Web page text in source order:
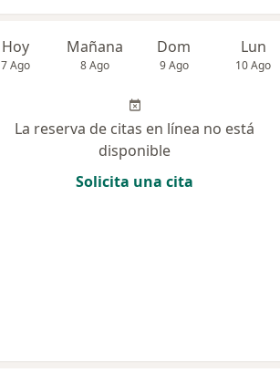
Hoy
7 Ago
Mañana
8 Ago
Dom
9 Ago
Lun
10 Ago
La reserva de citas en línea no está
disponible
Solicita una cita